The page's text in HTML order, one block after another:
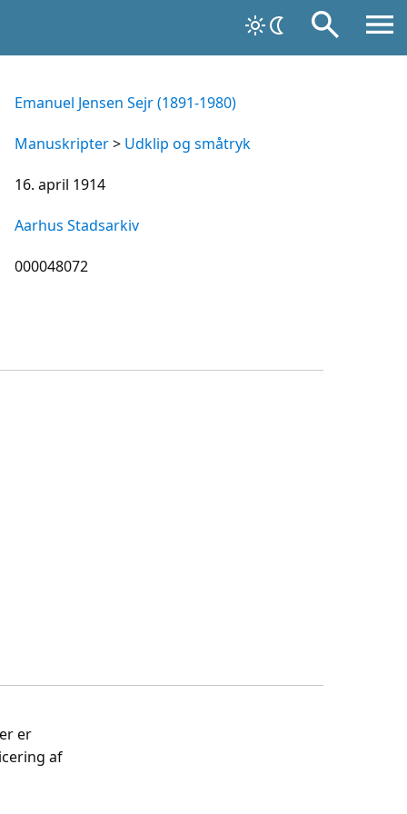
Emanuel Jensen Sejr (1891-1980)
Manuskripter> Udklip og småtryk
16. april 1914
Aarhus Stadsarkiv
000048072
er
af